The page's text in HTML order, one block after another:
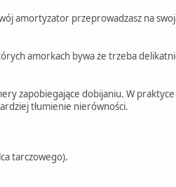
amortyzator przeprowadzasz na
amorkach bywa że trzeba
zapobiegające dobijaniu. W
tłumienie nierówności.
tarczowego).